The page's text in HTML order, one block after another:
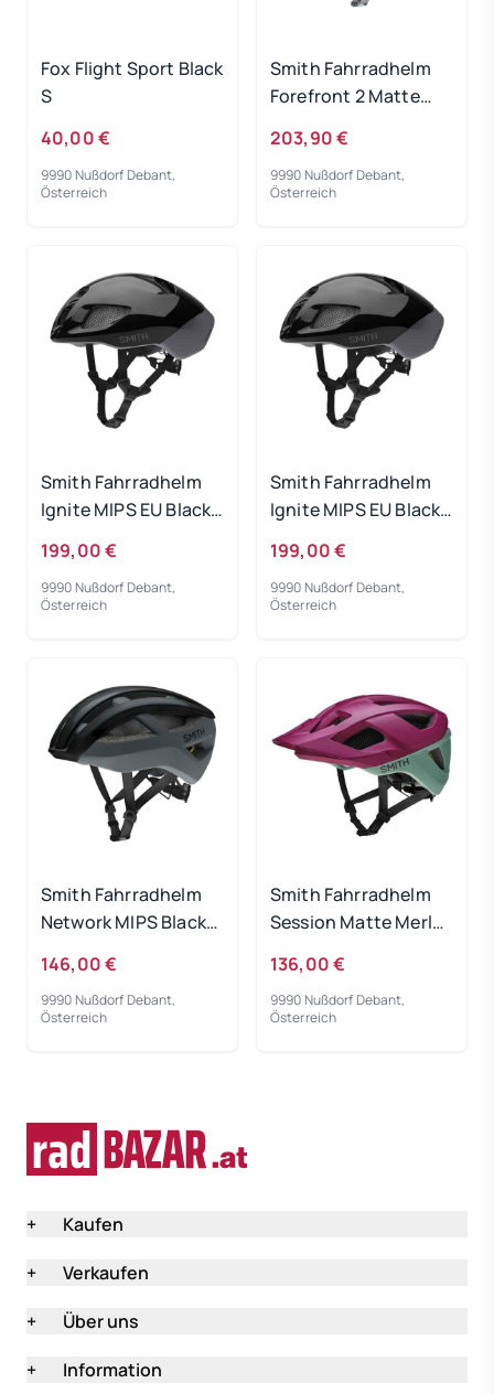
Fox Flight Sport Black
S
40,00 €
9990 Nußdorf Debant,
Österreich
Smith Fahrradhelm
Forefront 2 Matte
203,90 €
9990 Nußdorf Debant,
Österreich
Smith Fahrradhelm
Ignite MIPS EU Black
199,00 €
9990 Nußdorf Debant,
Österreich
Smith Fahrradhelm
Ignite MIPS EU Black
199,00 €
9990 Nußdorf Debant,
Österreich
Smith Fahrradhelm
Network MIPS Black
146,00 €
9990 Nußdorf Debant,
Österreich
Smith Fahrradhelm
Session Matte Merlot
136,00 €
9990 Nußdorf Debant,
Österreich
+
Kaufen
+
Verkaufen
+
Über uns
+
Information